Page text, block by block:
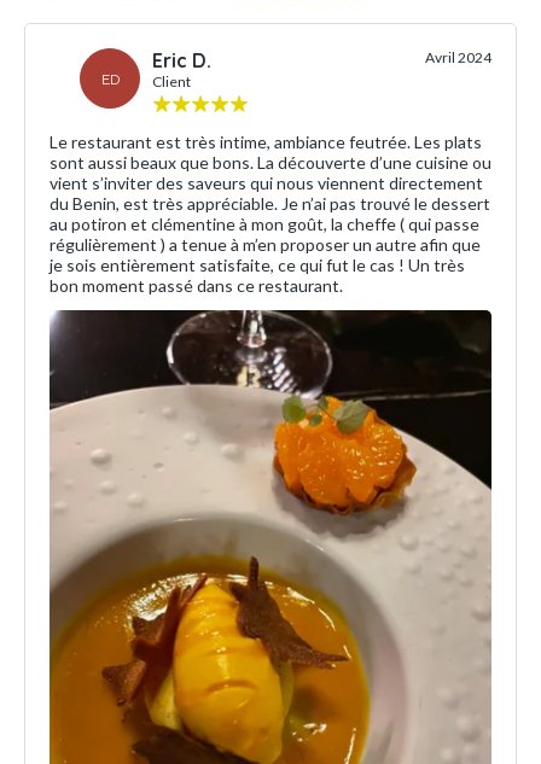
ED
Eric D.
Client
Avril 2024
Le restaurant est très intime, ambiance feutrée. Les plats
sont aussi beaux que bons. La découverte d’une cuisine ou
vient s’inviter des saveurs qui nous viennent directement
du Benin, est très appréciable. Je n’ai pas trouvé le dessert
au potiron et clémentine à mon goût, la cheffe ( qui passe
régulièrement ) a tenue à m’en proposer un autre afin que
je sois entièrement satisfaite, ce qui fut le cas ! Un très
bon moment passé dans ce restaurant.